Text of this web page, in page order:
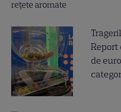
Report
de